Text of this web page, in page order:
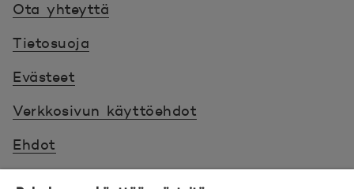
Ota yhteyttä
Tietosuoja
Evästeet
Verkkosivun käyttöehdot
Ehdot